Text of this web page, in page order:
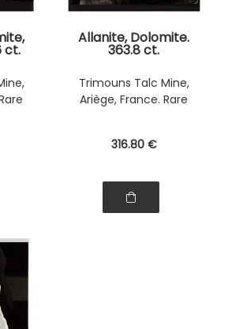
ct.
Allanite, Dolomite.
363.8 ct.
Trimouns Talc Mine,
Ariège, France. Rare
316.80 €